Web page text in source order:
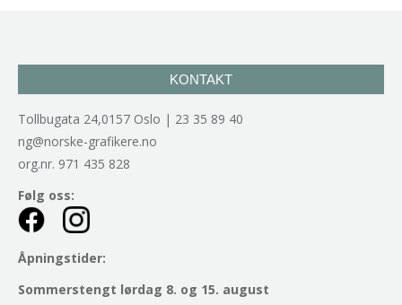
KONTAKT
Tollbugata 24,0157 Oslo | 23 35 89 40
ng@norske-grafikere.no
org.nr. 971 435 828
Følg oss:
Åpningstider:
Sommerstengt lørdag 8. og 15. august